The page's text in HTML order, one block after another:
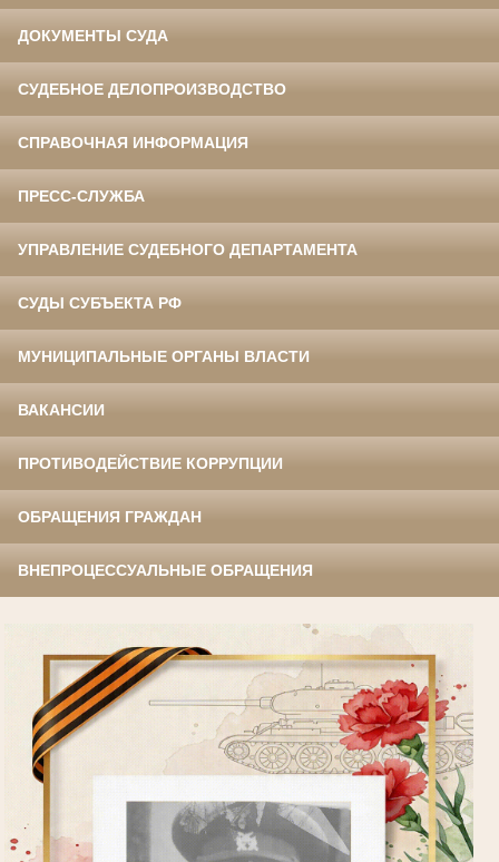
ДОКУМЕНТЫ СУДА
СУДЕБНОЕ ДЕЛОПРОИЗВОДСТВО
СПРАВОЧНАЯ ИНФОРМАЦИЯ
ПРЕСС-СЛУЖБА
УПРАВЛЕНИЕ СУДЕБНОГО ДЕПАРТАМЕНТА
СУДЫ СУБЪЕКТА РФ
МУНИЦИПАЛЬНЫЕ ОРГАНЫ ВЛАСТИ
ВАКАНСИИ
ПРОТИВОДЕЙСТВИЕ КОРРУПЦИИ
ОБРАЩЕНИЯ ГРАЖДАН
ВНЕПРОЦЕССУАЛЬНЫЕ ОБРАЩЕНИЯ